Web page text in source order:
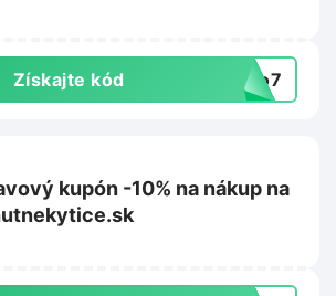
Získajte kód llo7
kupón -10% na nákup na